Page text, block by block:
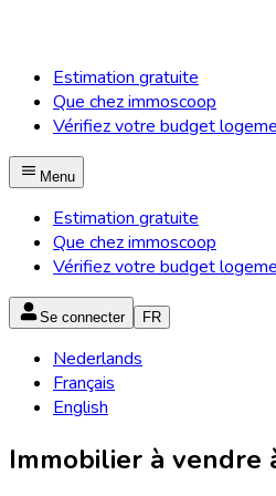
Estimation gratuite
Que chez immoscoop
Vérifiez votre budget
Menu
Estimation gratuite
Que chez immoscoop
Vérifiez votre budget
Se connecter FR
Nederlands
Français
English
Immobilier à vendre